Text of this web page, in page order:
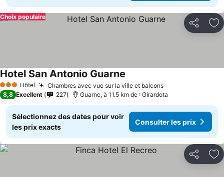
Partager
Choix populaire
3 ÉtoilesHôtel Chambres avec vue sur la ville et balcons
Hotel San Antonio Guarne
8,8 Excellent 227 Guarne, à 11.5 km de : Girardota
Sélectionnez des dates pour voir
les prix exacts
Consulter les prix
Partager